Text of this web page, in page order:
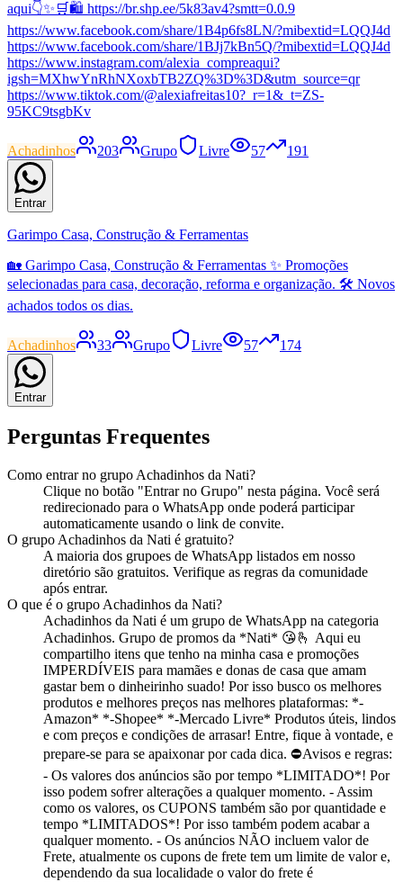
aqui👇✨🛒🛍️ https://br.shp.ee/5k83av4?smtt=0.0.9
https://www.facebook.com/share/1B4p6fs8LN/?mibextid=LQQJ4d
https://www.facebook.com/share/1BJj7kBn5Q/?mibextid=LQQJ4d
https://www.instagram.com/alexia_compreaqui?
igsh=MXhwYnRhNXoxbTB2ZQ%3D%3D&utm_source=qr
https://www.tiktok.com/@alexiafreitas10?_r=1&_t=ZS-
95KC9tsgbKv
Achadinhos 203 Grupo Livre 57 191
Entrar
Garimpo Casa, Construção & Ferramentas
🏡 Garimpo Casa, Construção & Ferramentas ✨ Promoções
selecionadas para casa, decoração, reforma e organização. 🛠️ Novos
achados todos os dias.
Achadinhos 33 Grupo Livre 57 174
Entrar
Perguntas Frequentes
Como entrar no grupo Achadinhos da Nati?
Clique no botão "Entrar no Grupo" nesta página. Você será
redirecionado para o WhatsApp onde poderá participar
automaticamente usando o link de convite.
O grupo Achadinhos da Nati é gratuito?
A maioria dos grupoes de WhatsApp listados em nosso
diretório são gratuitos. Verifique as regras da comunidade
após entrar.
O que é o grupo Achadinhos da Nati?
Achadinhos da Nati é um grupo de WhatsApp na categoria
Achadinhos. Grupo de promos da *Nati* 😘🫰 Aqui eu
compartilho itens que tenho na minha casa e promoções
IMPERDÍVEIS para mamães e donas de casa que amam
gastar bem o dinheirinho suado! Por isso busco os melhores
produtos e melhores preços nas melhores plataformas: *-
Amazon* *-Shopee* *-Mercado Livre* Produtos úteis, lindos
e com preços e condições de arrasar! Entre, fique à vontade, e
prepare-se para se apaixonar por cada dica. ⛔Avisos e regras:
- Os valores dos anúncios são por tempo *LIMITADO*! Por
isso podem sofrer alterações a qualquer momento. - Assim
como os valores, os CUPONS também são por quantidade e
tempo *LIMITADOS*! Por isso também podem acabar a
qualquer momento. - Os anúncios NÃO incluem valor de
Frete, atualmente os cupons de frete tem um limite de valor e,
dependendo da sua localidade o valor do frete é